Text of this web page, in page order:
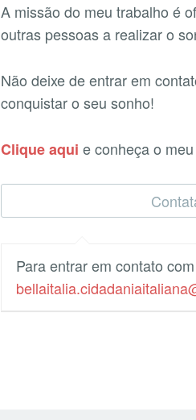
A missão do meu trabalho é
outras pessoas a realizar o
Não deixe de entrar em
conquistar o seu sonho!
Clique aqui e conheça o
Para entrar em contato